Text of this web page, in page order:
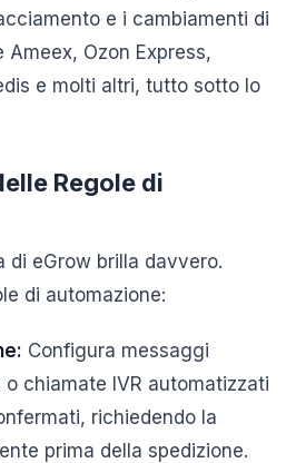
e i cambiamenti di
Ozon Express,
e molti altri, tutto sotto lo
Regole di
di eGrow brilla davvero.
di automazione:
Configura messaggi
o chiamate IVR automatizzati
richiedendo la
prima della spedizione.